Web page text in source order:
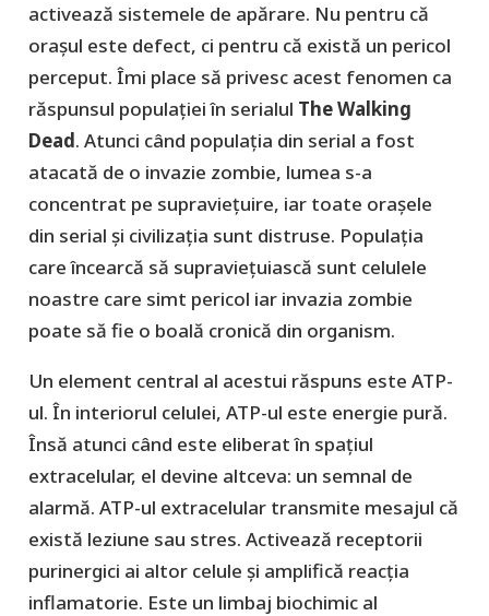
activează sistemele de apărare. Nu pentru că
orașul este defect, ci pentru că există un pericol
perceput. Îmi place să privesc acest fenomen ca
răspunsul populației în serialul The Walking
Dead. Atunci când populația din serial a fost
atacată de o invazie zombie, lumea s-a
concentrat pe supraviețuire, iar toate orașele
din serial și civilizația sunt distruse. Populația
care încearcă să supraviețuiască sunt celulele
noastre care simt pericol iar invazia zombie
poate să fie o boală cronică din organism.
Un element central al acestui răspuns este ATP-
ul. În interiorul celulei, ATP-ul este energie pură.
Însă atunci când este eliberat în spațiul
extracelular, el devine altceva: un semnal de
alarmă. ATP-ul extracelular transmite mesajul că
există leziune sau stres. Activează receptorii
purinergici ai altor celule și amplifică reacția
inflamatorie. Este un limbaj biochimic al